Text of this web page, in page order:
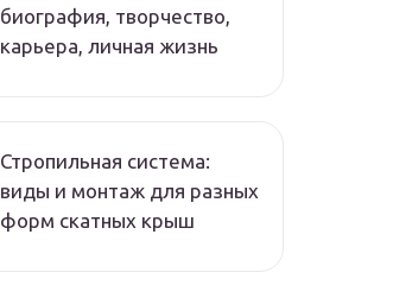
биография, творчество,
карьера, личная жизнь
Стропильная система:
виды и монтаж для разных
форм скатных крыш